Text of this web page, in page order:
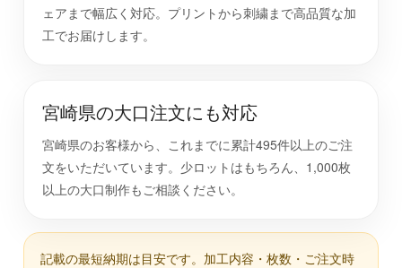
ェアまで幅広く対応。プリントから刺繍まで高品質な加
工でお届けします。
宮崎県の大口注文にも対応
宮崎県のお客様から、これまでに累計495件以上のご注
文をいただいています。少ロットはもちろん、1,000枚
以上の大口制作もご相談ください。
記載の最短納期は目安です。加工内容・枚数・ご注文時